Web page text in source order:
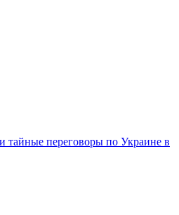
переговоры по Украине в